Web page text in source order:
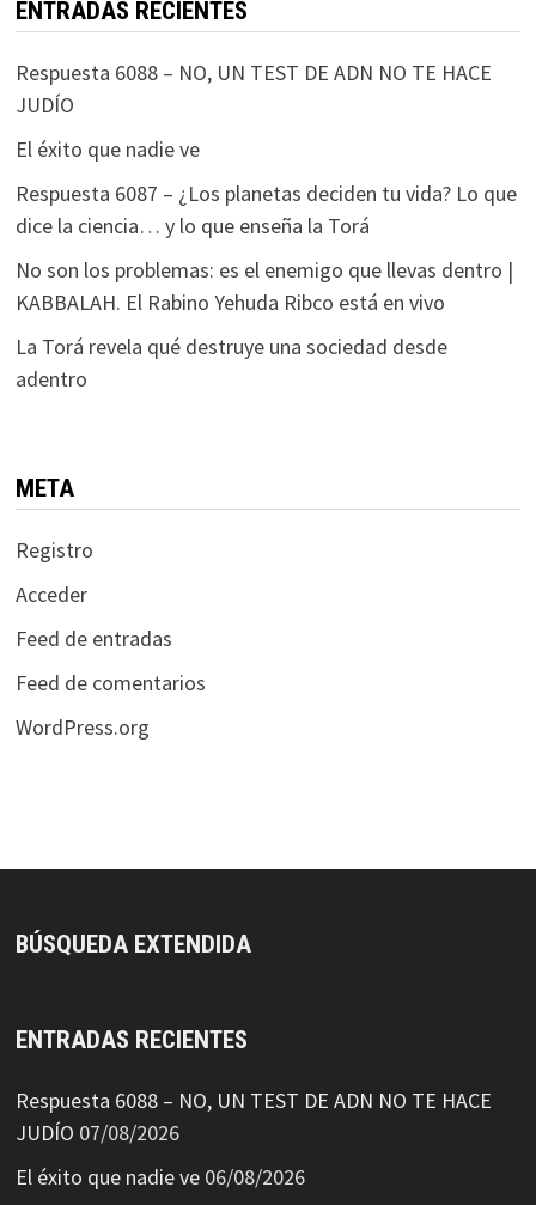
ENTRADAS RECIENTES
Respuesta 6088 – NO, UN TEST DE ADN NO TE HACE
JUDÍO
El éxito que nadie ve
Respuesta 6087 – ¿Los planetas deciden tu vida? Lo que
dice la ciencia… y lo que enseña la Torá
No son los problemas: es el enemigo que llevas dentro |
KABBALAH. El Rabino Yehuda Ribco está en vivo
La Torá revela qué destruye una sociedad desde
adentro
META
Registro
Acceder
Feed de entradas
Feed de comentarios
WordPress.org
BÚSQUEDA EXTENDIDA
ENTRADAS RECIENTES
Respuesta 6088 – NO, UN TEST DE ADN NO TE HACE
JUDÍO 07/08/2026
El éxito que nadie ve 06/08/2026